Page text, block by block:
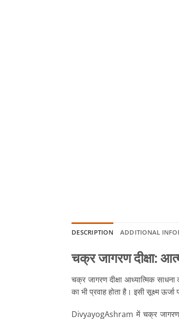
DESCRIPTION ADDITIONAL
चक्र जागरण दीक्षा:
चक्र जागरण दीक्षा आध्यात्मिक
का भी प्रवाह होता है। इसी सूक्ष्म
DivyayogAshram में चक्र जागरण